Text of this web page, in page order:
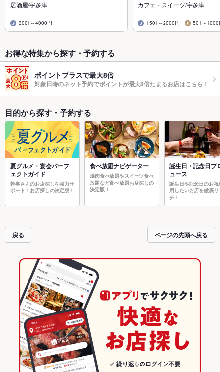
居酒屋/宇多津
3001～4000円
カフェ・スイーツ/宇多津
1501～2000円 501～1000
お得な特集から探す・予約する
ポイントプラスで最大8倍
対象日時のネット予約でポイントが最大8倍たまるお店はこちら！
目的から探す・予約する
夏グルメ・宴会パーフ
ェクトガイド
幹事さんのお店探しを強力サ
ポート！お店探しの決定版！
食べ放題ナビゲーター
焼肉食べ放題やスイーツ食べ
放題など食べ放題お店探しの
決定版！
誕生日・記念日プ
ュース
誕生日や記念日のお祝
用したいお店を徹底リ
チ！
戻る ページの先頭へ戻る